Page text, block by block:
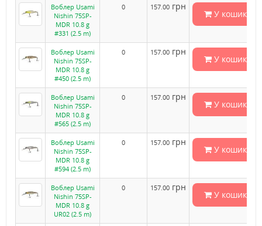
Воблер Usami
Nishin 75SP-
MDR 10.8 g
#331 (2.5 m)
0 157.00 грн
У кошик
Воблер Usami
Nishin 75SP-
MDR 10.8 g
#450 (2.5 m)
0 157.00 грн
У кошик
Воблер Usami
Nishin 75SP-
MDR 10.8 g
#565 (2.5 m)
0 157.00 грн
У кошик
Воблер Usami
Nishin 75SP-
MDR 10.8 g
#594 (2.5 m)
0 157.00 грн
У кошик
Воблер Usami
Nishin 75SP-
MDR 10.8 g
UR02 (2.5 m)
0 157.00 грн
У кошик